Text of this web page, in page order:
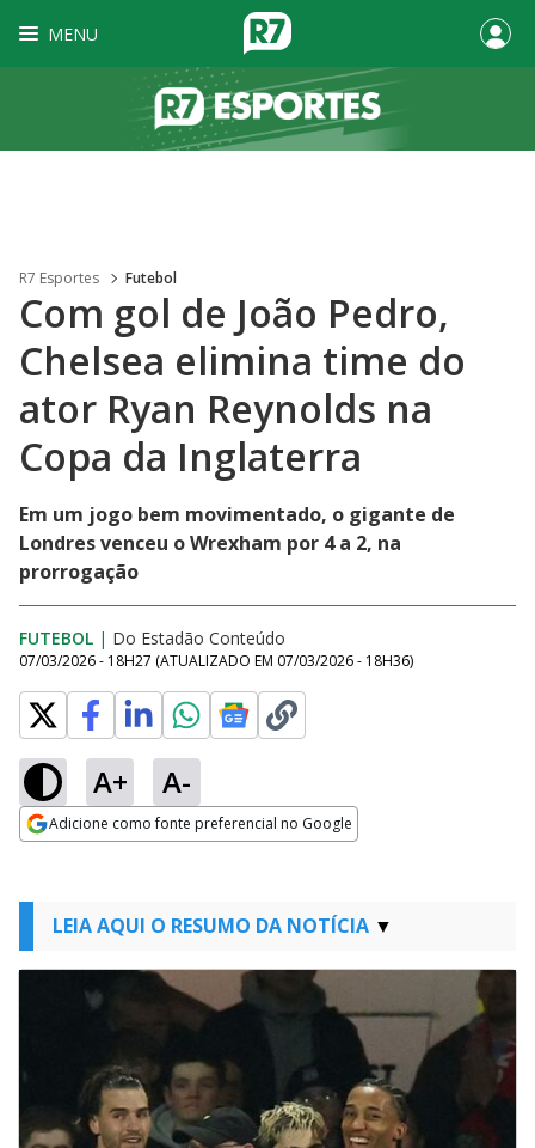
MENU
R7 Esportes Futebol
Com gol de João Pedro,
Chelsea elimina time do
ator Ryan Reynolds na
Copa da Inglaterra
Em um jogo bem movimentado, o gigante de
Londres venceu o Wrexham por 4 a 2, na
prorrogação
FUTEBOL | Do Estadão Conteúdo
07/03/2026 - 18H27 (ATUALIZADO EM 07/03/2026 - 18H36)
A+ A-
Adicione como fonte preferencial no Google
LEIA AQUI O RESUMO DA NOTÍCIA